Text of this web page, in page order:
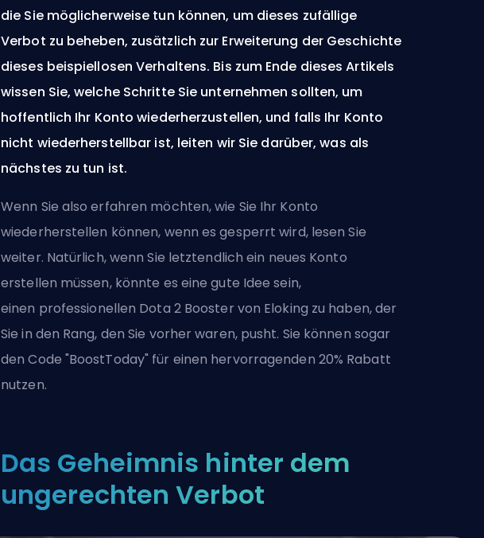
die Sie möglicherweise tun können, um dieses zufällige
Verbot zu beheben, zusätzlich zur Erweiterung der Geschichte
dieses beispiellosen Verhaltens. Bis zum Ende dieses Artikels
wissen Sie, welche Schritte Sie unternehmen sollten, um
hoffentlich Ihr Konto wiederherzustellen, und falls Ihr Konto
nicht wiederherstellbar ist, leiten wir Sie darüber, was als
nächstes zu tun ist.
Wenn Sie also erfahren möchten, wie Sie Ihr Konto
wiederherstellen können, wenn es gesperrt wird, lesen Sie
weiter. Natürlich, wenn Sie letztendlich ein neues Konto
erstellen müssen, könnte es eine gute Idee sein,
einen professionellen Dota 2 Booster von Eloking zu haben, der
Sie in den Rang, den Sie vorher waren, pusht. Sie können sogar
den Code "BoostToday" für einen hervorragenden 20% Rabatt
nutzen.
Das Geheimnis hinter dem
ungerechten Verbot